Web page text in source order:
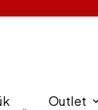
Outlet